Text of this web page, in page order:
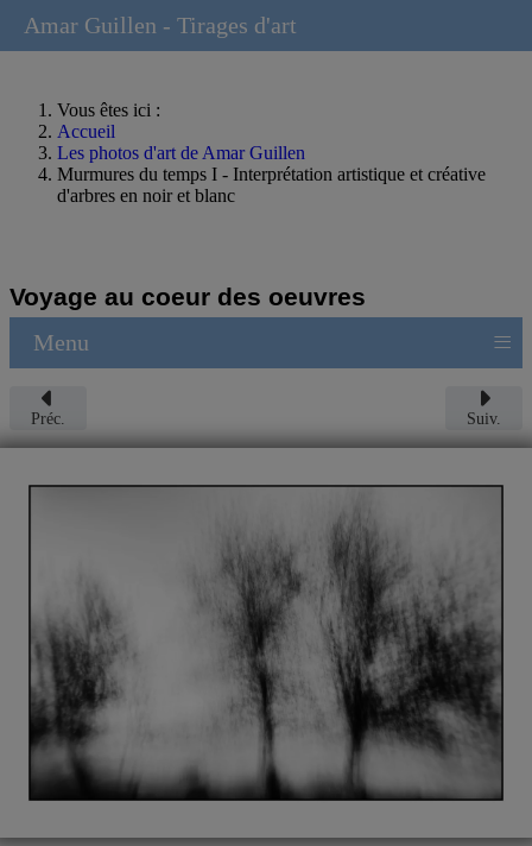
Vous êtes ici :
Accueil
Les photos d'art de Amar Guillen
Murmures du temps I - Interprétation artistique et créative
d'arbres en noir et blanc
Voyage au coeur des oeuvres
Menu ≡
Préc. Suiv.
Amar Guillen - Tirages d'art